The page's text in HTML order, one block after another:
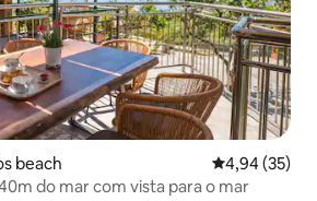
beach Classificação
4,94 (35)
do mar com vista para o mar